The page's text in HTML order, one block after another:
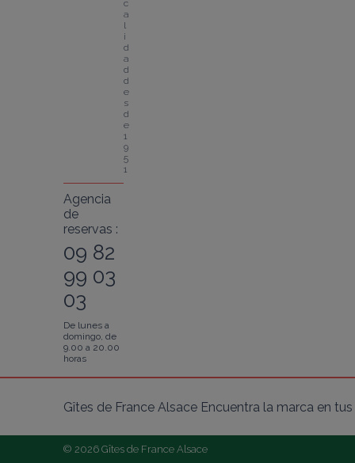
c
a
l
i
d
a
d
d
e
s
d
e
1
9
5
1
Agencia
de
reservas :
09 82
99 03
03
De lunes a
domingo, de
9.00 a 20.00
horas
Gîtes de France Alsace Encuentra la marca en
© 2026 Gîtes de France Alsace